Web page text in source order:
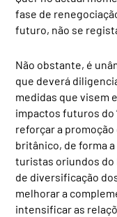
fase de
futuro, não se
Não obstante, é
que deverá
medidas que visem
impactos futuros do
reforçar a
britânico, de forma
turistas oriundos do
de diversificação
melhorar a
intensificar as